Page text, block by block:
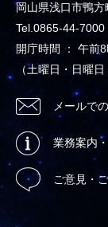
岡山県浅口市鴨
Tel.0865-44-
開庁時間 ： 午前
（土曜日・日曜
メールで
業務案内
ご意見・